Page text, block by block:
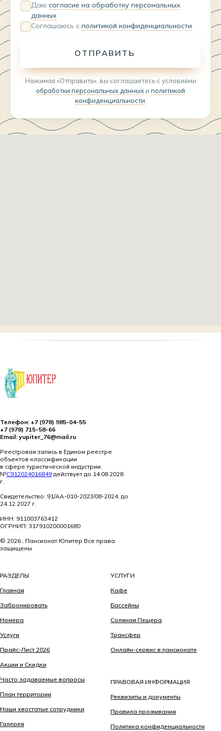
Даю согласие на обработку персональных
данных
Соглашаюсь с политикой конфиденциальности
ОТПРАВИТЬ
Нажимая «Отправить», вы соглашаетесь с условиями
обработки персональных данных и политикой
конфиденциальности
Телефон: +7 (978) 985-04-55
+7 (978) 715-58-66
Email: yupiter_76@mail.ru
Реестровая запись в Едином реестре
объектов классификации
в сфере туристической индустрии:
№С912024016849 действует до 14.08.2028
г.
Свидетельство: 91/АА-010-2023/08-2024, до
24.12.2027 г.
ИНН: 911003763412
ОГРНИП: 317910200001680
© 2026 , Пансионат Юпитер Все права
защищены
РАЗДЕЛЫ
Главная
Забронировать
Номера
Услуги
Прайс-Лист 2026
Акции и Скидки
Часто задаваемые вопросы
План территории
Наши хвостатые сотрудники
Галерея
УСЛУГИ
Кафе
Бассейны
Соляная Пещера
Трансфер
Онлайн-сервис в пансионате
ПРАВОВАЯ ИНФОРМАЦИЯ
Реквизиты и документы
Правила проживания
Политика конфиденциальности